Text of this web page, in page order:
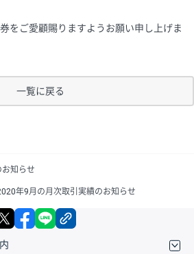
をご愛顧賜りますようお願い申し上げま
一覧に戻る
知らせ
年9月の月次取引実績のお知らせ
X facebook